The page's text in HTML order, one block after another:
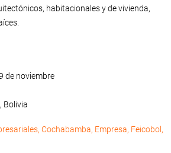
habitacionales y de vivienda,
de noviembre
Bolivia
, Cochabamba, Empresa, Feicobol ,